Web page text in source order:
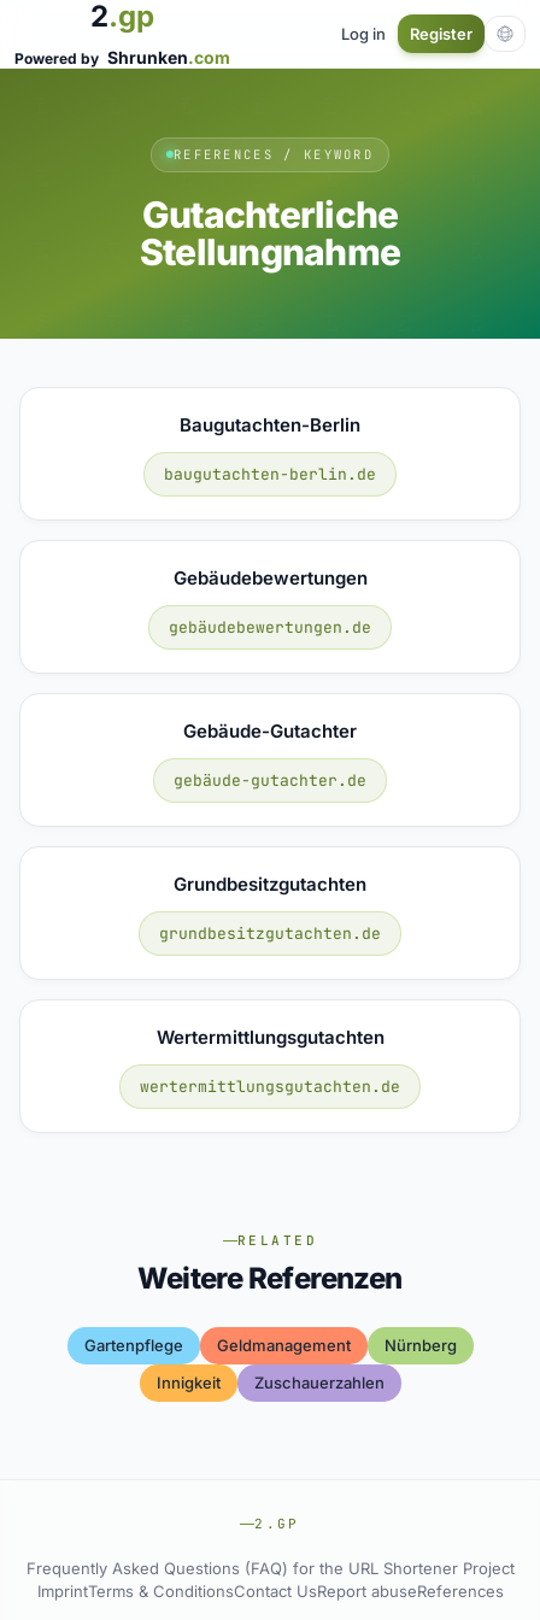
2.gp
Powered by Shrunken.com
Log in Register
REFERENCES / KEYWORD
Gutachterliche
Stellungnahme
Baugutachten-Berlin
baugutachten-berlin.de
Gebäudebewertungen
gebäudebewertungen.de
Gebäude-Gutachter
gebäude-gutachter.de
Grundbesitzgutachten
grundbesitzgutachten.de
Wertermittlungsgutachten
wertermittlungsgutachten.de
RELATED
Weitere Referenzen
Gartenpflege Geldmanagement
Nürnberg
Innigkeit
Zuschauerzahlen
2.GP
Frequently Asked Questions (FAQ) for the URL Shortener Project
ImprintTerms & ConditionsContact UsReport abuseReferences